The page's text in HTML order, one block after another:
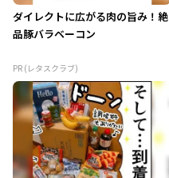
ダイレクトに広がる肉の旨み！絶
品豚バラベーコン
PR (レタスクラブ)